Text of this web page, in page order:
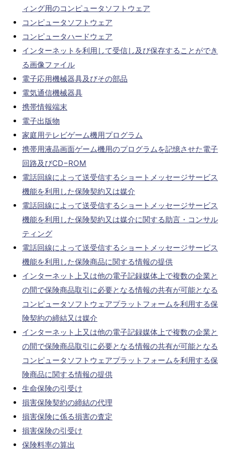
ィング用のコンピュータソフトウェア
コンピュータソフトウェア
コンピュータハードウェア
インターネットを利用して受信し及び保存することができ
る画像ファイル
電子応用機械器具及びその部品
電気通信機械器具
携帯情報端末
電子出版物
家庭用テレビゲーム機用プログラム
携帯用液晶画面ゲーム機用のプログラムを記憶させた電子
回路及びCD−ROM
電話回線によって送受信するショートメッセージサービス
機能を利用した保険契約又は媒介
電話回線によって送受信するショートメッセージサービス
機能を利用した保険契約又は媒介に関する助言・コンサル
ティング
電話回線によって送受信するショートメッセージサービス
機能を利用した保険商品に関する情報の提供
インターネット上又は他の電子記録媒体上で複数の企業と
の間で保険商品取引に必要となる情報の共有が可能となる
コンピュータソフトウェアプラットフォームを利用する保
険契約の締結又は媒介
インターネット上又は他の電子記録媒体上で複数の企業と
の間で保険商品取引に必要となる情報の共有が可能となる
コンピュータソフトウェアプラットフォームを利用する保
険商品に関する情報の提供
生命保険の引受け
損害保険契約の締結の代理
損害保険に係る損害の査定
損害保険の引受け
保険料率の算出